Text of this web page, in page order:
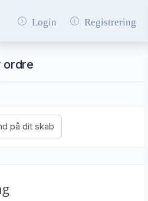
Login Registrering
ordre